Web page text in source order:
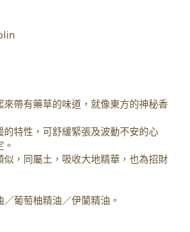
帶有藥草的味道，就像東方的神秘香
特性，可舒緩緊張及波動不安的心
，同屬土，吸收大地精華，也為招財
葡萄柚精油／伊蘭精油。